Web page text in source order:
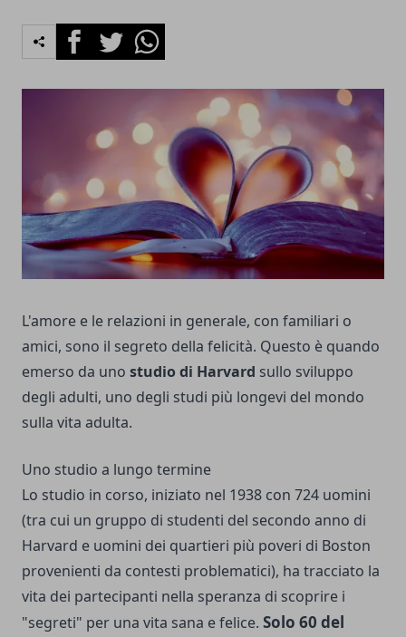
FacebookTwitterWhatsapp
L'amore e le relazioni in generale, con familiari o
amici, sono il segreto della felicità. Questo è quando
emerso da uno studio di Harvard sullo sviluppo
degli adulti, uno degli studi più longevi del mondo
sulla vita adulta.
Uno studio a lungo termine
Lo studio in corso, iniziato nel 1938 con 724 uomini
(tra cui un gruppo di studenti del secondo anno di
Harvard e uomini dei quartieri più poveri di Boston
provenienti da contesti problematici), ha tracciato la
vita dei partecipanti nella speranza di scoprire i
"segreti" per una vita sana e felice. Solo 60 del